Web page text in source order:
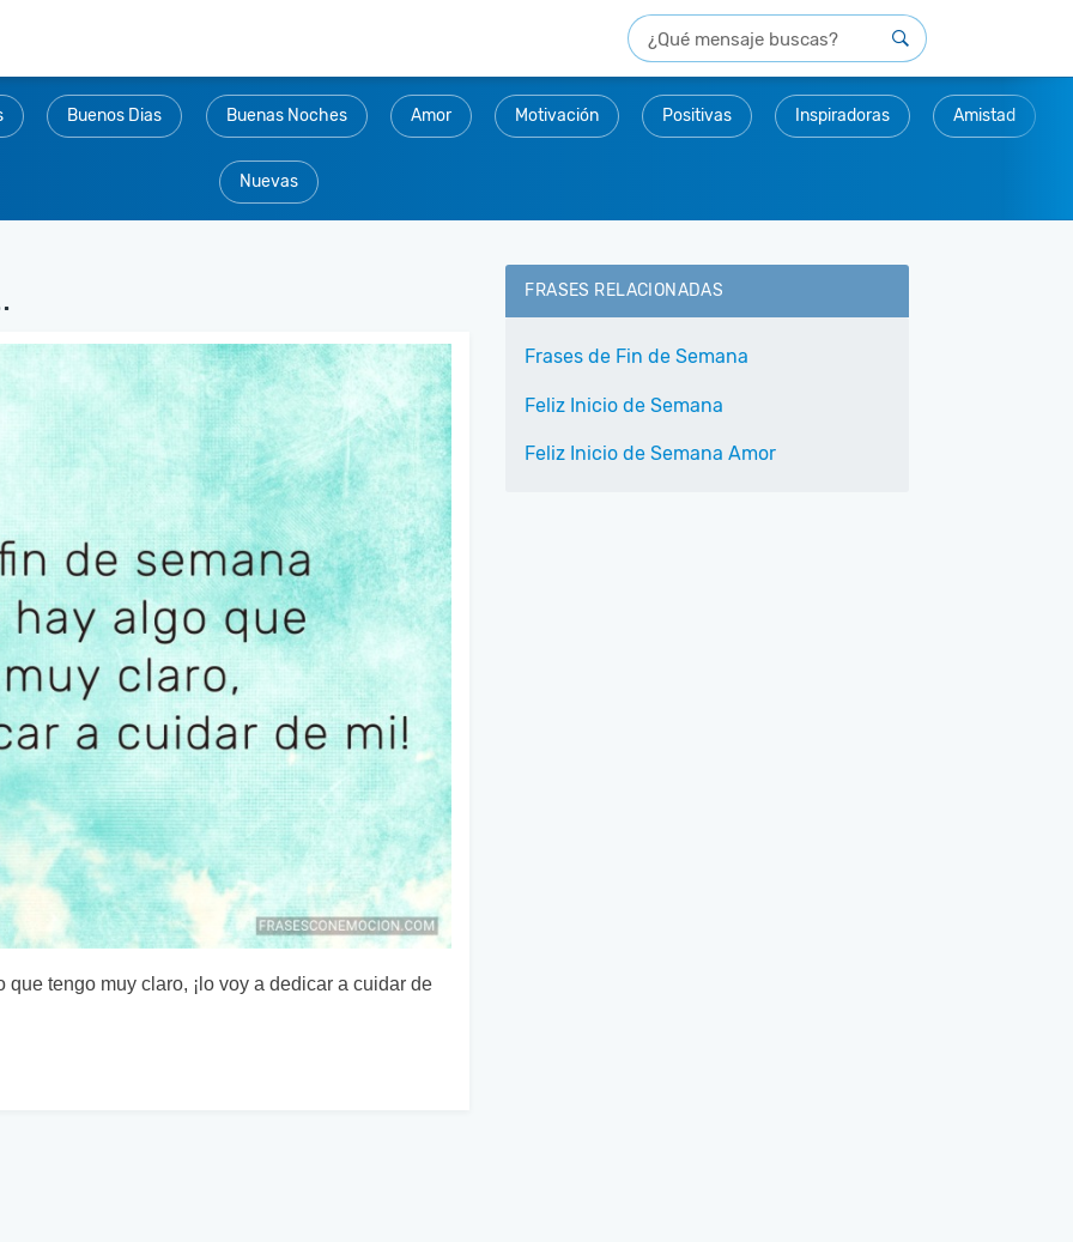
Buenos Dias Buenas Noches Amor Motivación Positivas Inspiradoras Amistad
Nuevas
tengo muy claro, ¡lo voy a dedicar a cuidar de
FRASES RELACIONADAS
Frases de Fin de Semana
Feliz Inicio de Semana
Feliz Inicio de Semana Amor